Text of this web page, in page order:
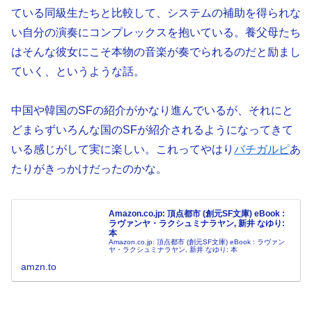
ている同級生たちと比較して、システムの補助を得られな
い自分の演奏にコンプレックスを抱いている。養父母たち
はそんな彼女にこそ本物の音楽が奏でられるのだと励まし
ていく、というような話。
中国や韓国のSFの紹介がかなり進んでいるが、それにと
どまらずいろんな国のSFが紹介されるようになってきて
いる感じがして実に楽しい。これってやはり バチガルピあ
たりがきっかけだったのかな。
Amazon.co.jp: 頂点都市 (創元SF文庫) eBook :
ラヴァンヤ・ラクシュミナラヤン, 新井 なゆり:
本
Amazon.co.jp: 頂点都市 (創元SF文庫) eBook : ラヴァン
ヤ・ラクシュミナラヤン, 新井 なゆり: 本
amzn.to